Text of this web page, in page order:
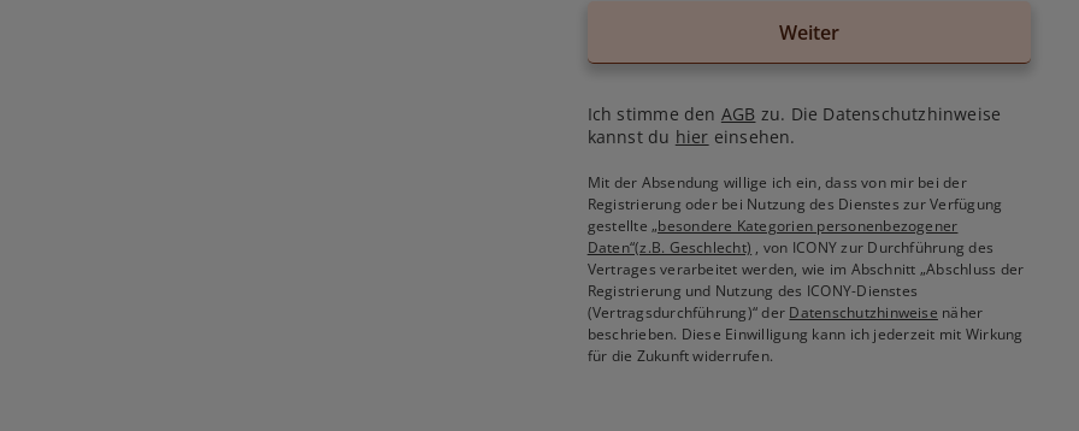
Weiter
Ich stimme den AGB zu. Die Datenschutzhinweise
kannst du hier einsehen.
Mit der Absendung willige ich ein, dass von mir bei der
Registrierung oder bei Nutzung des Dienstes zur Verfügung
gestellte„besondere Kategorien personenbezogener
Daten“(z.B. Geschlecht) , von ICONY zur Durchführung des
Vertrages verarbeitet werden, wie im Abschnitt „Abschluss der
Registrierung und Nutzung des ICONY-Dienstes
(Vertragsdurchführung)“ der Datenschutzhinweise näher
beschrieben. Diese Einwilligung kann ich jederzeit mit Wirkung
für die Zukunft widerrufen.